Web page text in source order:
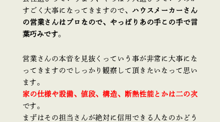
すごく大事になってきますので、 ハウスメーカーさん
の営業さんはプロなので、やっぱりあの手この手で言
葉巧みです。
営業さんの本音を見抜くっていう事が非常に大事にな
ってきますのでしっかり観察して頂きたいなって思い
ます。
家の仕様や設備、値段、構造、断熱性能とかは二の次
です。
まずはその担当さんが絶対に信用できる人なのかどう